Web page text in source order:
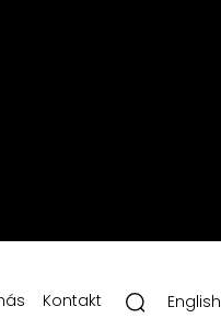
Kontakt English